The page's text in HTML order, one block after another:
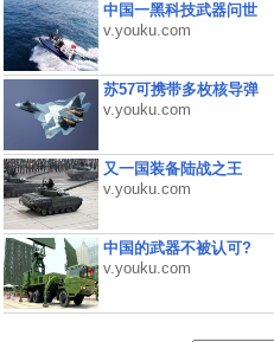
中国一黑科技武器问世
v.youku.com
苏57可携带多枚核导弹
v.youku.com
又一国装备陆战之王
v.youku.com
中国的武器不被认可?
v.youku.com